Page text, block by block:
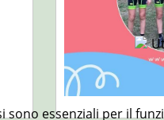
sono essenziali per il